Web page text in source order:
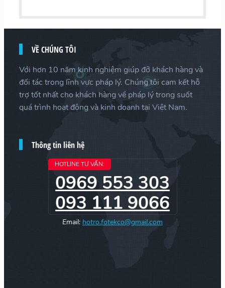
VỀ CHÚNG TÔI
Với hơn 10 năm kinh nghiệm giúp đỡ khách hàng và
đối tác trong lĩnh vực pháp lý. Chúng tôi cam kết hỗ
trợ tốt nhất cho khách hàng về pháp lý trong suốt
quá trình hoạt động và kinh doanh tại Việt Nam.
Thông tin liên hệ
HOTLINE TƯ VẤN:
0969 553 303
093 111 9066
Email: hotro.fotekco@gmail.com